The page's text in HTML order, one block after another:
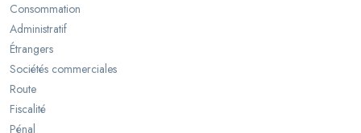
Consommation
Administratif
Étrangers
Sociétés commerciales
Route
Fiscalité
Pénal